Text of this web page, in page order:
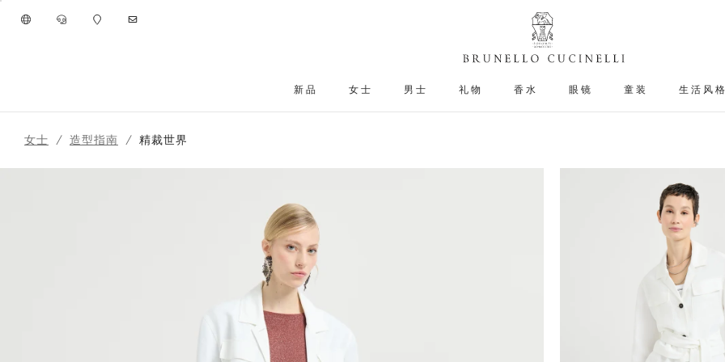
新品 女士 男士 礼物 香水 眼镜 童装 生活风
261WOUTFITCS11
女士 造型指南 精裁世界